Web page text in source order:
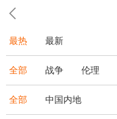
最热 最新
全部 战争 伦理
全部 中国内地